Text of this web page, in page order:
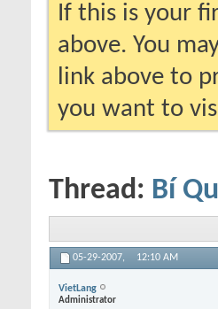
If this is your
above. You
link above to
you want to
Thread: Bí
05-29-2007, 12:10 AM
VietLang
Administrator